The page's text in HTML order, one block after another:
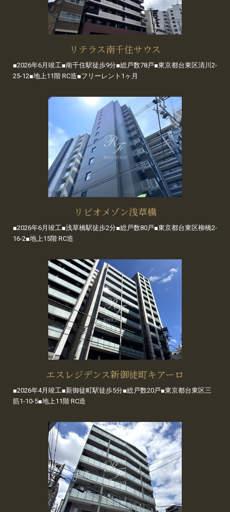
リテラス南千住サウス
■2026年6月竣工■南千住駅徒歩9分■総戸数78戸■東京都台東区清川2-
25-12■地上11階 RC造■フリーレント1ヶ月
リビオメゾン浅草橋
■2026年6月竣工■浅草橋駅徒歩2分■総戸数80戸■東京都台東区柳橋2-
16-2■地上15階 RC造
エスレジデンス新御徒町キアーロ
■2026年4月竣工■新御徒町駅徒歩5分■総戸数20戸■東京都台東区三
筋1-10-5■地上11階 RC造